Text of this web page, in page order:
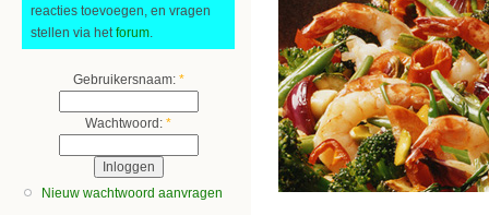
reacties toevoegen, en vragen
stellen via hetforum.
Gebruikersnaam: *
Wachtwoord: *
Nieuw wachtwoord aanvragen